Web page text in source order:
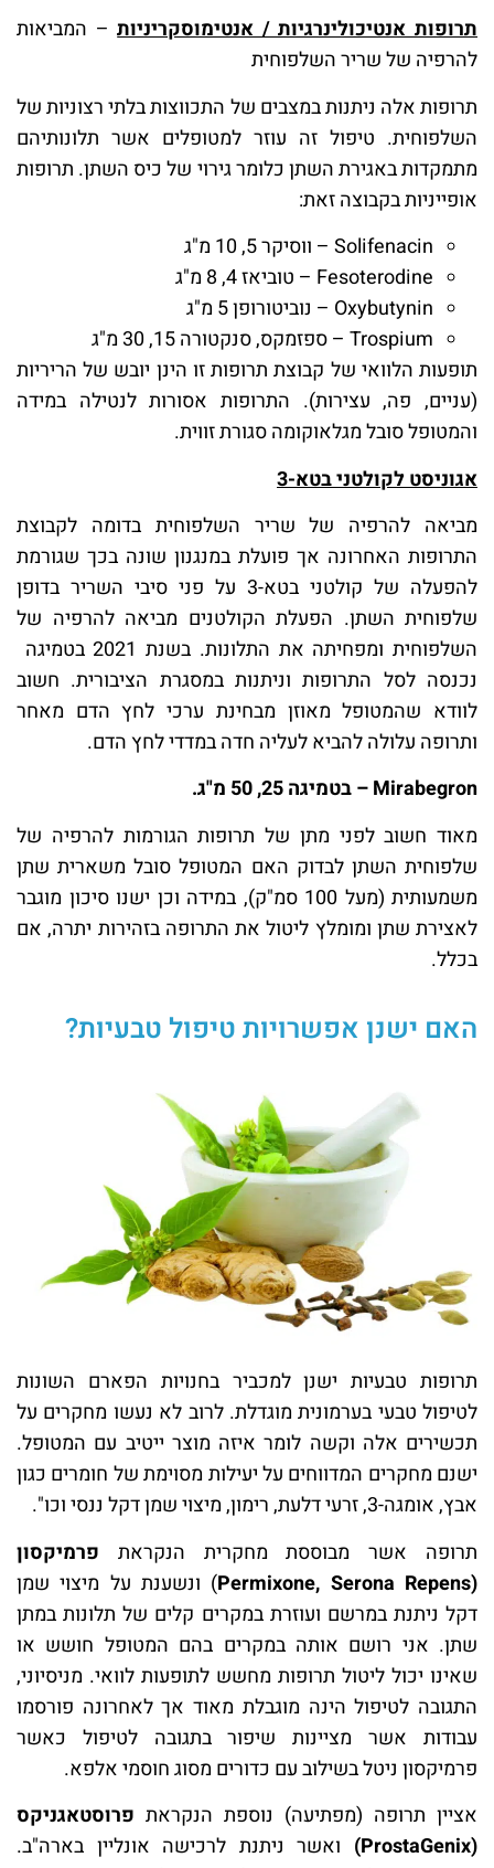
תרופות אנטיכולינרגיות / אנטימוסקריניות– המביאות
להרפיה של שריר השלפוחית
תרופות אלה ניתנות במצבים של התכווצות בלתי רצוניות של
השלפוחית. טיפול זה עוזר למטופלים אשר תלונותיהם
מתמקדות באגירת השתן כלומר גירוי של כיס השתן. תרופות
אופייניות בקבוצה זאת:
Solifenacin – ווסיקר 5, 10 מ"ג
Fesoterodine – טוביאז 4, 8 מ"ג
Oxybutynin – נוביטורופן 5 מ"ג
Trospium – ספזמקס, סנקטורה 15, 30 מ"ג
תופעות הלוואי של קבוצת תרופות זו הינן יובש של הריריות
(עניים, פה, עצירות). התרופות אסורות לנטילה במידה
והמטופל סובל מגלאוקומה סגורת זווית.
אגוניסט לקולטני בטא-3
מביאה להרפיה של שריר השלפוחית בדומה לקבוצת
התרופות האחרונה אך פועלת במנגנון שונה בכך שגורמת
להפעלה של קולטני בטא-3 על פני סיבי השריר בדופן
שלפוחית השתן. הפעלת הקולטנים מביאה להרפיה של
השלפוחית ומפחיתה את התלונות. בשנת 2021 בטמיגה
נכנסה לסל התרופות וניתנות במסגרת הציבורית. חשוב
לוודא שהמטופל מאוזן מבחינת ערכי לחץ הדם מאחר
ותרופה עלולה להביא לעליה חדה במדדי לחץ הדם.
Mirabegron –
בטמיגה 25, 50 מ"ג
.
מאוד חשוב לפני מתן של תרופות הגורמות להרפיה של
שלפוחית השתן לבדוק האם המטופל סובל משארית שתן
משמעותית (מעל 100 סמ"ק), במידה וכן ישנו סיכון מוגבר
לאצירת שתן ומומלץ ליטול את התרופה בזהירות יתרה, אם
בכלל.
האם ישנן אפשרויות טיפול טבעיות?
תרופות טבעיות ישנן למכביר בחנויות הפארם השונות
לטיפול טבעי בערמונית מוגדלת. לרוב לא נעשו מחקרים על
תכשירים אלה וקשה לומר איזה מוצר ייטיב עם המטופל.
ישנם מחקרים המדווחים על יעילות מסוימת של חומרים כגון
אבץ, אומגה-3, זרעי דלעת, רימון, מיצוי שמן דקל ננסי וכו".
תרופה אשר מבוססת מחקרית הנקראת פרמיקסון
(Permixone, Serona Repens
) ונשענת על מיצוי שמן
דקל ניתנת במרשם ועוזרת במקרים קלים של תלונות במתן
שתן. אני רושם אותה במקרים בהם המטופל חושש או
שאינו יכול ליטול תרופות מחשש לתופעות לוואי. מניסיוני,
התגובה לטיפול הינה מוגבלת מאוד אך לאחרונה פורסמו
עבודות אשר מציינות שיפור בתגובה לטיפול כאשר
פרמיקסון ניטל בשילוב עם כדורים מסוג חוסמי אלפא.
אציין תרופה (מפתיעה) נוספת הנקראת פרוסטאגניקס
(ProstaGenix)
ואשר ניתנת לרכישה אונליין בארה"ב.